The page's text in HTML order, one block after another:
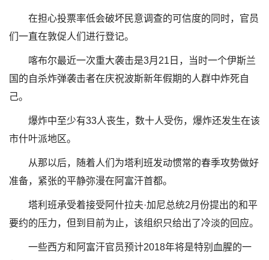
在担心投票率低会破坏民意调查的可信度的同时，官员
们一直在敦促人们进行登记。
喀布尔最近一次重大袭击是3月21日，当时一个伊斯兰
国的自杀炸弹袭击者在庆祝波斯新年假期的人群中炸死自
己。
爆炸中至少有33人丧生，数十人受伤，爆炸还发生在该
市什叶派地区。
从那以后，随着人们为塔利班发动惯常的春季攻势做好
准备，紧张的平静弥漫在阿富汗首都。
塔利班承受着接受阿什拉夫·加尼总统2月份提出的和平
要约的压力，但到目前为止，该组织只给出了冷淡的回应。
一些西方和阿富汗官员预计2018年将是特别血腥的一